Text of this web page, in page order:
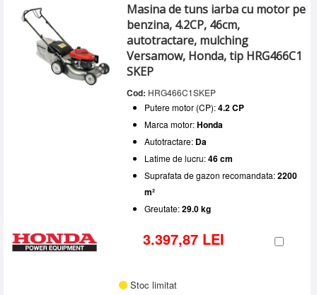
Masina de tuns iarba cu motor pe
benzina, 4.2CP, 46cm,
autotractare, mulching
Versamow, Honda, tip HRG466C1
SKEP
Cod: HRG466C1SKEP
Putere motor (CP):4.2 CP
Marca motor:Honda
Autotractare: Da
Latime de lucru:46 cm
Suprafata de gazon recomandata:2200
m²
Greutate:29.0 kg
3.397,87 LEI
Stoc limitat